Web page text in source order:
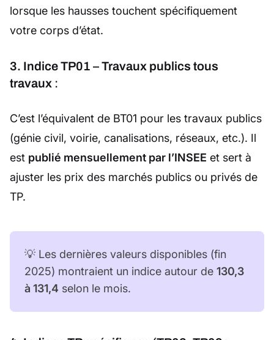
lorsque les hausses touchent spécifiquement
votre corps d’état.
3. Indice TP01 – Travaux publics tous
travaux :
C’est l’équivalent de BT01 pour les travaux publics
(génie civil, voirie, canalisations, réseaux, etc.). Il
est publié mensuellement par l’INSEE et sert à
ajuster les prix des marchés publics ou privés de
TP.
💡 Les dernières valeurs disponibles (fin
2025) montraient un indice autour de 130,3
à 131,4 selon le mois.